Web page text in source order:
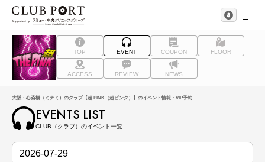
TOP EVENT COUPON FLOOR
ACCESS REVIEW NEWS
大阪・心斎橋（ミナミ）のクラブ【超 PINK（超ピンク）】のイベント情報・VIP予約
EVENTS LIST
CLUB（クラブ）のイベント一覧